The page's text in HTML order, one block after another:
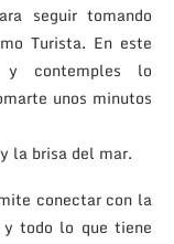
seguir tomando
Turista. En este
y contemples lo
unos minutos
la brisa del mar.
conectar con la
y todo lo que tiene